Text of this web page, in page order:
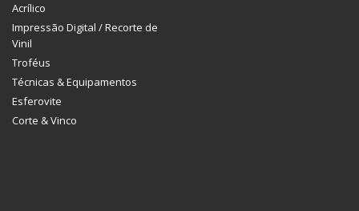
Acrílico
Impressão Digital / Recorte de
Vinil
Troféus
Técnicas & Equipamentos
Esferovite
Corte & Vinco